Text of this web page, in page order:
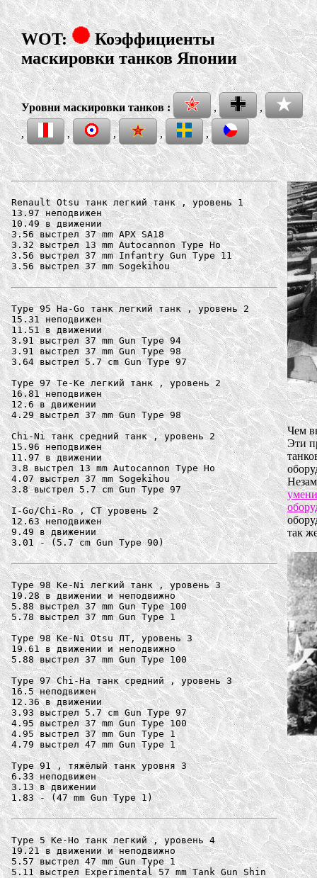
WOT:
Коэффициенты
маскировки танков Японии
Уровни маскировки танков : , ,
, , , , ,
Renault Otsu танк легкий танк , уровень 1
13.97 неподвижен
10.49 в движении
3.56 выстрел 37 mm APX SA18
3.32 выстрел 13 mm Autocannon Type Ho
3.56 выстрел 37 mm Infantry Gun Type 11
3.56 выстрел 37 mm Sogekihou
Type 95 Ha-Go танк легкий танк , уровень 2
15.31 неподвижен
11.51 в движении
3.91 выстрел 37 mm Gun Type 94
3.91 выстрел 37 mm Gun Type 98
3.64 выстрел 5.7 cm Gun Type 97
Type 97 Te-Ke легкий танк , уровень 2
16.81 неподвижен
12.6 в движении
4.29 выстрел 37 mm Gun Type 98
Chi-Ni танк средний танк , уровень 2
15.96 неподвижен
11.97 в движении
3.8 выстрел 13 mm Autocannon Type Ho
4.07 выстрел 37 mm Sogekihou
3.8 выстрел 5.7 cm Gun Type 97
I-Go/Chi-Ro , СТ уровень 2
12.63 неподвижен
9.49 в движении
3.01 - (5.7 cm Gun Type 90)
Type 98 Ke-Ni легкий танк , уровень 3
19.28 в движении и неподвижно
5.88 выстрел 37 mm Gun Type 100
5.78 выстрел 37 mm Gun Type 1
Type 98 Ke-Ni Otsu ЛТ, уровень 3
19.61 в движении и неподвижно
5.88 выстрел 37 mm Gun Type 100
Type 97 Chi-Ha танк средний , уровень 3
16.5 неподвижен
12.36 в движении
3.93 выстрел 5.7 cm Gun Type 97
4.95 выстрел 37 mm Gun Type 100
4.95 выстрел 37 mm Gun Type 1
4.79 выстрел 47 mm Gun Type 1
Type 91 , тяжёлый танк уровня 3
6.33 неподвижен
3.13 в движении
1.83 - (47 mm Gun Type 1)
Type 5 Ke-Ho танк легкий , уровень 4
19.21 в движении и неподвижно
5.57 выстрел 47 mm Gun Type 1
5.11 выстрел Experimental 57 mm Tank Gun Shin
Чем
Эти
так